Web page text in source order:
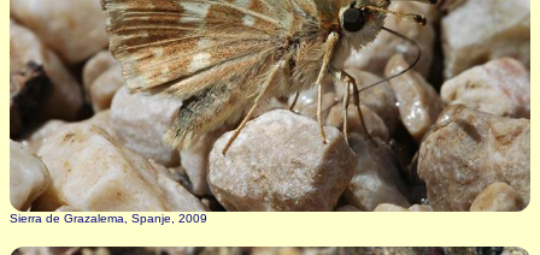
Sierra de Grazalema, Spanje, 2009